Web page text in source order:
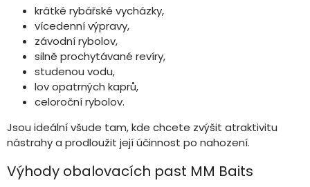
krátké rybářské vycházky,
vícedenní výpravy,
závodní rybolov,
silně prochytávané revíry,
studenou vodu,
lov opatrných kaprů,
celoroční rybolov.
Jsou ideální všude tam, kde chcete zvýšit atraktivitu
nástrahy a prodloužit její účinnost po nahození.
Výhody obalovacích past MM Baits